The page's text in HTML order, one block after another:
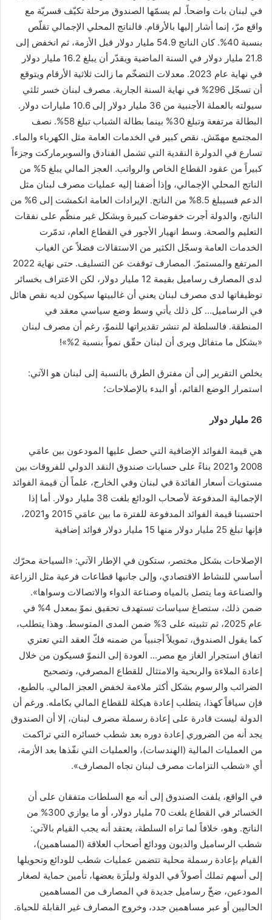
في لبنان بات واضحاً. لم يسمّها الصندوق مرحلة تكيّف قسريّة مع
واقع مرّ، إنما أشار إليها بالأرقام. فالناتج المحلي الإجمالي تقلّص
بنسبة 40%. كان الناتج 54.9 مليار دولار قبل الأزمة، ثم انخفض إلى
21.8 مليار دولار في السنة الماضية ويقدّر أن يبلغ 16.2 مليار دولار
في نهاية عام 2023. معدلات التضخّم ما زالت ثلاثية الأرقام ويتوقع
أن تسجّل 296% في نهاية السنة الجارية. مصرف لبنان خسر ثلثي
سيولته بالعملة الأجنبية من 36 مليار دولار إلى 10.6 مليارات دولار.
البطالة مرتفعة وتبلغ 30% بينما بطالة الشباب تبلغ 58%. نصف
المجتمع مهمّش. نقص كبير في الخدمات العامة مثل الكهرباء والماء.
تسارع في الدولرة النقدية التي تشمل الفنادق والسوبرماركت وجزءاً
كبيراً من عقود القطاع الخاص والرواتب. العجز المالي يبلغ 5% من
الناتج المحلي الإجمالي، وإذا أضفنا إليه عمليات مصرف لبنان مثل
الدعم فسيبلغ 8.5% من الناتج. الإيرادات العامة انكمشت إلى 6% من
الناتج، والدولة أجرت خفوضات كبيرة وبشكل غير منظّم على نفقات
التعليم والصحة. وسط انهيار الأجور في القطاع العام، تدمّرت
الخدمات العامة وسجّل الكثير من الاستقالات فضلاً عن الغياب
المرتفع والمستمرّ. المصارف توقفت عن التسليف. حتى نهاية 2022
لدى المصارف رساميل بقيمة 12 مليار دولار، لكن الاعتراف بخسائر
توظيفاتها لدى مصرف لبنان يعني أن غالبيتها سيكون لديه نقص هائل
في الرساميل… كل ذلك يأتي وسط وضع سياسي معقد في
المنطقة. فالسلطة لم تنشر تقديراتها للنموّ، رغم أن مصرف لبنان
«بشكل ما متفائل ويرى أن لبنان حقّق نمواً بنسبة 2%»!
يخلص التقرير إلى أن مفترق الطرق بالنسبة إلى لبنان هو الآتي:
استمرار الوضع القائم، أو البدء بالإصلاحات؛
26 مليار دولار
هي قيمة الفوائد الإضافية التي حصل عليها المودعون بين عامَي
2008 و2021 بناءً على حسابات صندوق النقد الدولي للفروقات بين
مستويات أسعار الفائدة في لبنان وفي الخارج، علماً أن قيمة الفوائد
الإجمالية المدفوعة لأصحاب الودائع بلغت 38 مليار دولار. أما إذا
احتسبنا قيمة الفوائد المدفوعة للفترة ما بين عامَي 2015 و2021،
فإنها تبلغ 25 مليار دولار منها 15 مليار دولار فوائد إضافية
الإصلاحات بشكل مختصر، ستكون في الإطار الآتي: «السياحة محرّك
أساسي للنشاط الاقتصادي، وإلى جانبها قطاعات فرعية مثل الزراعة
والصناعة وما يتصل بالمياه وصناعة الدواء والاتصالات وسواها».
ضمن ذلك، ستصاغ سياسات تستهدف تحقيق نموّ بمعدل 4% في
عام 2025، ثم تثبيته على 3% ضمن المدى المتوسط. وهذا يتطلب،
كما يقول الصندوق، تمويلاً أجنبياً من ضمنه فكّ العقد التي تعتري
اتفاق استجرار الغاز مع مصر… العودة إلى النموّ فسيكون من خلال
إعادة الملاءة والربحية والامتثال للقطاع المصرفي، وتصحيح
الضرائب والرسوم بشكل أكثر ملاءمة لخفض العجز المالي. بالطبع،
فإن سياقاً كهذا، يتطلب إعادة هيكلة للقطاع المالي بكامله. ورغم أن
الدولة ليست قادرة على إعادة رسملة مصرف لبنان، إلا أن الصندوق
يجد أنه من الضروري إعادة دوره بعد شطب خسائره التي تراكمت
من العمليات المالية (الهندسات)، والعمليات التي نفّذها بعد الأزمة،
أي «شطب التزامات مصرف لبنان تجاه المصارف».
في الواقع، يلفت الصندوق إلى أنه مع السلطات متفقان على أن
الخسائر في القطاع بلغت 70 مليار دولار، أو ما يوازي 300% من
الناتج. وهو، خلافاً لما تراه السلطة، يعتقد أنه يجب القيام بالآتي:
شطب الرساميل والديون وودائع أصحاب العلاقة (المساهمين)،
القيام بإعادة رسملة محلية تتضمن عمليات شطب للودائع وتحويلها
إلى أسهم تملك أصولاً في الدولة وليلَرَة بعضها، تأمين حماية لصغار
المودعين، ضخّ رساميل جديدة في المصارف من المساهمين
الحاليين أو عبر مساهمين جدد، وخروج المصارف غير القابلة للحياة.